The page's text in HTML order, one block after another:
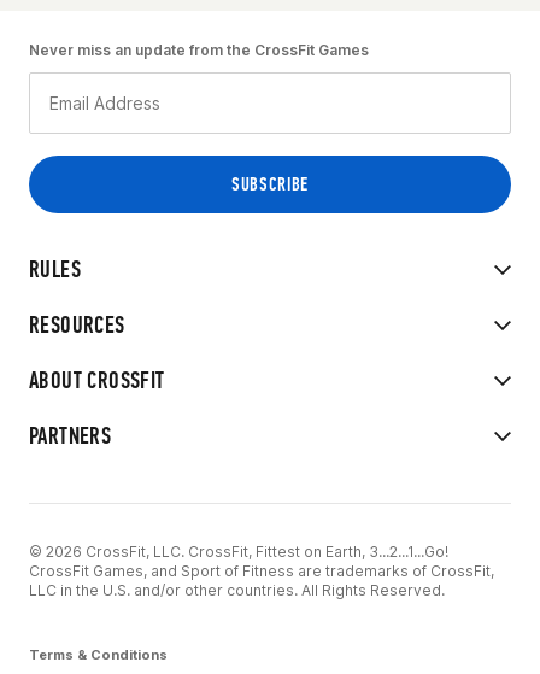
RULES
RESOURCES
ABOUT CROSSFIT
PARTNERS
Never miss an update from the CrossFit Games
© 2026 CrossFit, LLC. CrossFit, Fittest on Earth, 3...2...1...Go!
CrossFit Games, and Sport of Fitness are trademarks of CrossFit,
LLC in the U.S. and/or other countries. All Rights Reserved.
Terms & Conditions